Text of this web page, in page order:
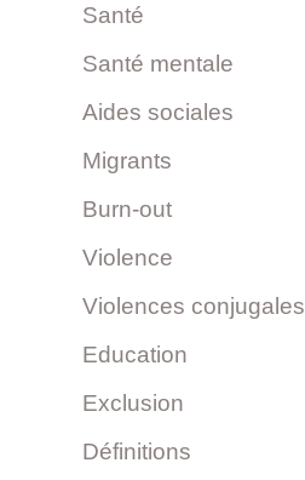
Santé
Santé mentale
Aides sociales
Migrants
Burn-out
Violence
Violences conjugales
Education
Exclusion
Définitions